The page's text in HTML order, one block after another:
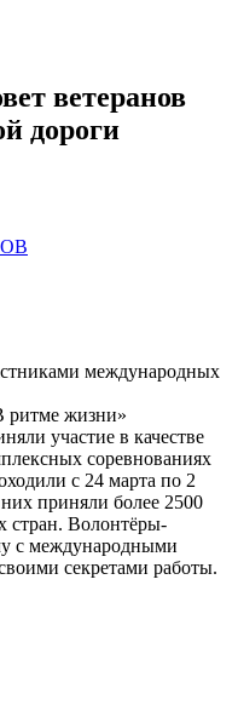
ветеранов
дороги
международных
ритме жизни»
участие в качестве
соревнованиях
с 24 марта по 2
приняли более 2500
стран. Волонтёры-
с международными
секретами работы.